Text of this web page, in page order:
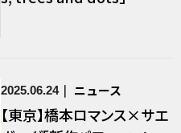
2025.06.24 ニュース
【東京】橋本ロマンス×サエ